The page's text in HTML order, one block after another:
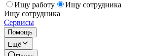
Ищу работу
Ищу сотрудника
Ищу сотрудника
Сервисы
Помощь
Ещё